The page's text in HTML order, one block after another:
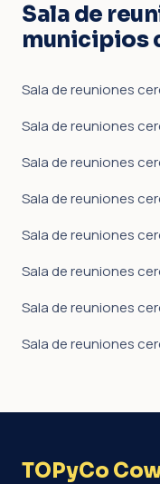
Sala de
municipios
Sala de reuniones
Sala de reuniones
Sala de reuniones
Sala de reuniones
Sala de reuniones
Sala de reuniones
Sala de reuniones
Sala de reuniones
TOPyCo